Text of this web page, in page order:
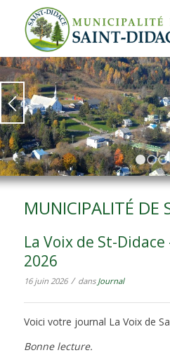
MUNICIPALITÉ DE
La Voix de St-
2026
16 juin 2026 / dans Journal
Voici votre journal La Voix de
Bonne lecture.